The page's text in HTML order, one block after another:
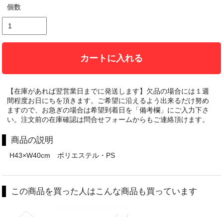
個数
カートに入れる
【在庫があれば翌営業日までに発送します】欠品の場合には１週
間程度お日にちを頂きます。ご希望に沿えるよう出来るだけ努め
ますので、お急ぎの場合は希望到着日を「備考欄」にご入力下さ
い。注文前の在庫確認は問合せフォームからもご連絡頂けます。
商品の説明
H43×W40cm ポリエステル・PS
この商品を買った人はこんな商品も買っています